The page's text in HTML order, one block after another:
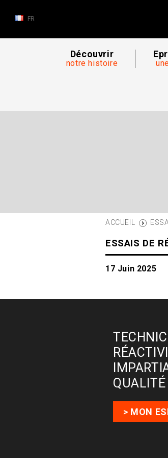
Découvrir
notre histoire
FR
ESSAIS DE
17 Juin 2025
QUALITÉ
> MON